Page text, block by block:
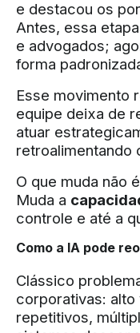
e destacou os
Antes, essa
e advogados;
forma
Esse movimento
equipe deixa de
atuar
retroalimentando
O que muda não
Muda a
controle e até a
Como a IA pode
Clássico
corporativas:
repetitivos,